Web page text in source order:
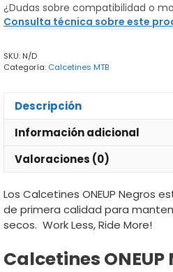
cantidad
¿Dudas sobre compatibilidad o
Consulta técnica sobre este
SKU: N/D
Categoría: Calcetines MTB
Descripción
Información adicional
Valoraciones (0)
Los Calcetines ONEUP Negros
de primera calidad para
secos. Work Less, Ride More!
Calcetines ONEUP